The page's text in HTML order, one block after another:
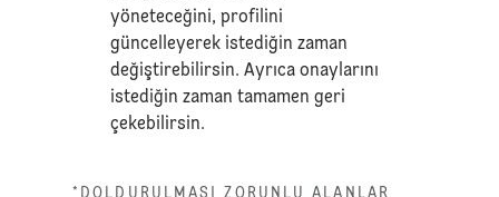
yöneteceğini, profilini
güncelleyerek istediğin zaman
değiştirebilirsin. Ayrıca onaylarını
istediğin zaman tamamen geri
çekebilirsin.
*DOLDURULMASI ZORUNLU ALANLAR